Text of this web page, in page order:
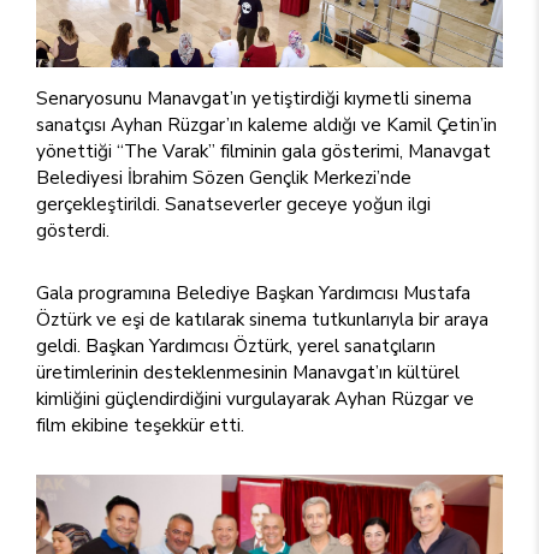
Senaryosunu Manavgat’ın yetiştirdiği kıymetli sinema
sanatçısı Ayhan Rüzgar’ın kaleme aldığı ve Kamil Çetin’in
yönettiği “The Varak” filminin gala gösterimi, Manavgat
Belediyesi İbrahim Sözen Gençlik Merkezi’nde
gerçekleştirildi. Sanatseverler geceye yoğun ilgi
gösterdi.
Gala programına Belediye Başkan Yardımcısı Mustafa
Öztürk ve eşi de katılarak sinema tutkunlarıyla bir araya
geldi. Başkan Yardımcısı Öztürk, yerel sanatçıların
üretimlerinin desteklenmesinin Manavgat’ın kültürel
kimliğini güçlendirdiğini vurgulayarak Ayhan Rüzgar ve
film ekibine teşekkür etti.